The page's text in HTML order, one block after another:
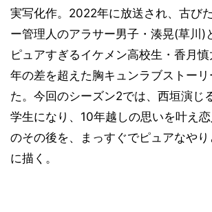
実写化作。2022年に放送され、古び
ー管理人のアラサー男子・湊晃(草川)
ピュアすぎるイケメン高校生・香月
年の差を超えた胸キュンラブストー
た。今回のシーズン2では、西垣演じ
学生になり、10年越しの思いを叶え
のその後を、まっすぐでピュアなやり
に描く。